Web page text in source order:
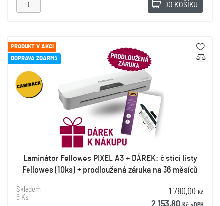
DO KOŠÍKU
PRODUKT V AKCI
DOPRAVA ZDARMA
Laminátor Fellowes PIXEL A3 + DÁREK: čistící listy
Fellowes (10ks) + prodloužená záruka na 36 měsíců
Skladem
6 Ks
1 780,00 Kč
2 153,80 Kč s DPH